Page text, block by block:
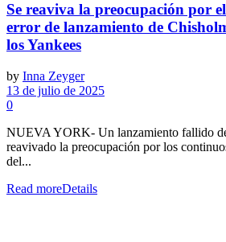
Se reaviva la preocupación por
error de lanzamiento de
los Yankees
by Inna Zeyger
13 de julio de 2025
0
NUEVA YORK- Un lanzamiento fallido
reavivado la preocupación por los
del...
Read moreDetails